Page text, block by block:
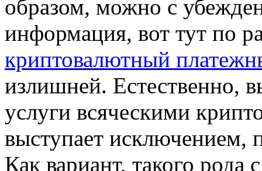
образом, можно с
информация, вот тут по
криптовалютный
излишней. Естественно,
услуги всяческими
выступает исключением,
Как вариант, такого